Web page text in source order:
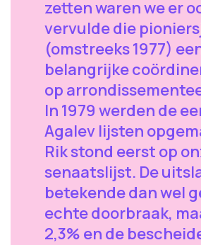
zetten waren we er
vervulde die
(omstreeks 1977)
belangrijke
op
In 1979 werden de
Agalev lijsten
Rik stond eerst op
senaatslijst. De
betekende dan wel
echte doorbraak,
2,3% en de